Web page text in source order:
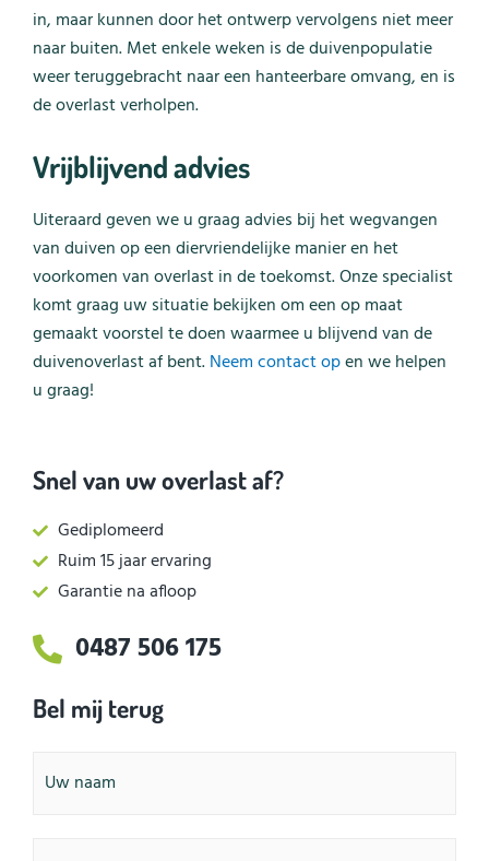
in, maar kunnen door het ontwerp vervolgens niet meer
naar buiten. Met enkele weken is de duivenpopulatie
weer teruggebracht naar een hanteerbare omvang, en is
de overlast verholpen.
Vrijblijvend advies
Uiteraard geven we u graag advies bij het wegvangen
van duiven op een diervriendelijke manier en het
voorkomen van overlast in de toekomst. Onze specialist
komt graag uw situatie bekijken om een op maat
gemaakt voorstel te doen waarmee u blijvend van de
duivenoverlast af bent.Neem contact open we helpen
u graag!
Snel van uw overlast af?
Gediplomeerd
Ruim 15 jaar ervaring
Garantie na afloop
0487 506 175
Bel mij terug